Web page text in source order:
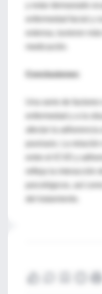
y estar demasiado
extensa, tuvieron
Conclusiones:
psicológicos, así